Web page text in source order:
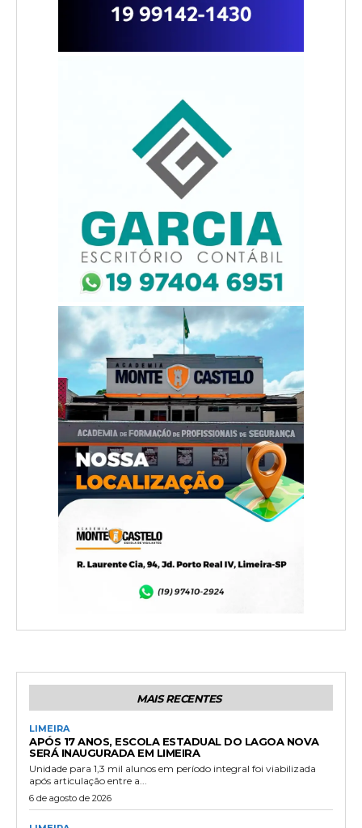
MAIS RECENTES
LIMEIRA
APÓS 17 ANOS, ESCOLA ESTADUAL DO LAGOA NOVA
SERÁ INAUGURADA EM LIMEIRA
Unidade para 1,3 mil alunos em período integral foi viabilizada
após articulação entre a...
6 de agosto de 2026